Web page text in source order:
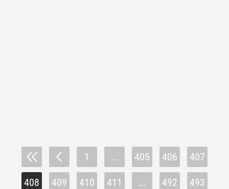
1 ... 405 406 407
408 409 410 411 ... 492 493